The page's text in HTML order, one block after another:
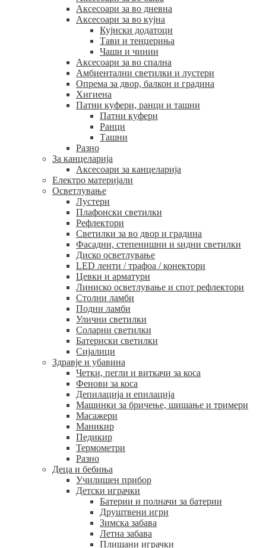
Аксесоари за во дневна
Аксесоари за во кујна
Кујнски додатоци
Тави и тенџериња
Чаши и чинии
Аксесоари за во спална
Амбиентални светилки и лустери
Опрема за двор, балкон и градина
Хигиена
Патни куфери, ранци и ташни
Патни куфери
Ранци
Ташни
Разно
За канцеларија
Аксесоари за канцеларија
Електро материјали
Осветлување
Лустери
Плафонски светилки
Рефлектори
Светилки за во двор и градина
Фасадни, степенишни и ѕидни светилки
Диско осветлување
LED ленти / трафоа / конектори
Цевки и арматури
Линиско осветлување и спот рефлектори
Столни ламби
Подни ламби
Улични светилки
Соларни светилки
Батериски светилки
Сијалици
Здравје и убавина
Четки, пегли и виткачи за коса
Фенови за коса
Депилација и епилација
Машинки за бричење, шишање и тримери
Масажери
Маникир
Педикир
Термометри
Разно
Деца и бебиња
Училишен прибор
Детски играчки
Батерии и полначи за батерии
Друштвени игри
Зимска забава
Летна забава
Плишани играчки